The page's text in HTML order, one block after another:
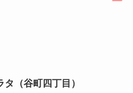
タ（谷町四丁目）